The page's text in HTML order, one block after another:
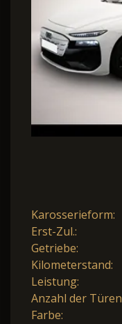
Karosserieform:
Erst-Zul.:
Getriebe:
Kilometerstand:
Leistung:
Anzahl der
Farbe: